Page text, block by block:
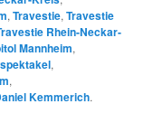
,Travestie,Travestie
Rhein-Neckar-
Mannheim,
,
,
Kemmerich.